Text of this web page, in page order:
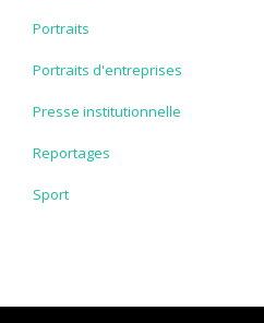
Portraits
Portraits d'entreprises
Presse institutionnelle
Reportages
Sport